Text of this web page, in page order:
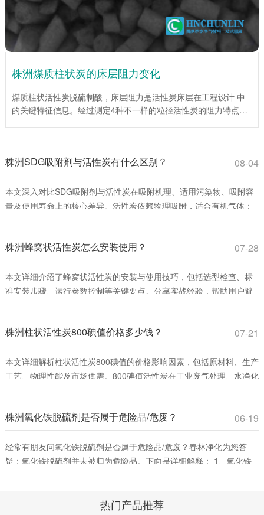
株洲煤质柱状炭的床层阻力变化
煤质柱状活性炭脱硫制酸，床层阻力是活性炭床层在工程设计 中
的关键特征信息。经过测定4种不一样的粒径活性炭的阻力特点，
力较小时对床层平均阻力系数影响很大。活性炭(1mm)床层平均阻
力系数伴随着床层高度的增加而增加，活性炭(4mm、6mm、
10mm)床层平均阻力系数伴随着床层高度的增大而下降。
株洲SDG吸附剂与活性炭有什么区别？ 08-04
本文深入对比SDG吸附剂与活性炭在吸附机理、适用污染物、吸附容
量及使用寿命上的核心差异。活性炭依赖物理吸附，适合有机气体；
株洲蜂窝状活性炭怎么安装使用？ 07-28
本文详细介绍了蜂窝状活性炭的安装与使用技巧，包括选型检查、标
准安装步骤、运行参数控制等关键要点。分享实战经验，帮助用户避
株洲柱状活性炭800碘值价格多少钱？ 07-21
本文详细解析柱状活性炭800碘值的价格影响因素，包括原材料、生产
工艺、物理性能及市场供需。800碘值活性炭在工业废气处理、水净化
株洲氧化铁脱硫剂是否属于危险品/危废？ 06-19
经常有朋友问氧化铁脱硫剂是否属于危险品/危废？春林净化为您答
疑：氧化铁脱硫剂并未被归为危险品。下面是详细解释： 1、氧化铁
含硫化合物化学吸附到脱硫催化剂小孔中，改变其化学组成从而净化
热门产品推荐